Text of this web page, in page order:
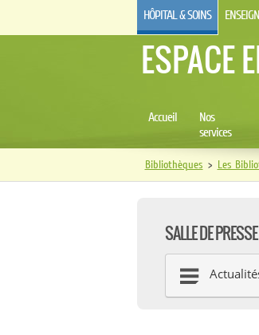
HÔPITAL & SOINS
ESPACE
Accueil
Nos
services
Bibliothèques > Les
SALLE DE PRESSE